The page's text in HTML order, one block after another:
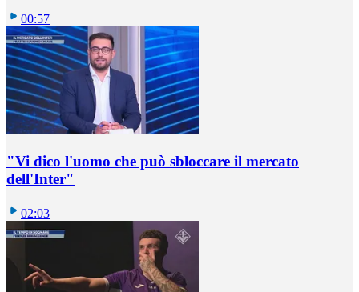
00:57
"Vi dico l'uomo che può sbloccare il mercato
dell'Inter"
02:03